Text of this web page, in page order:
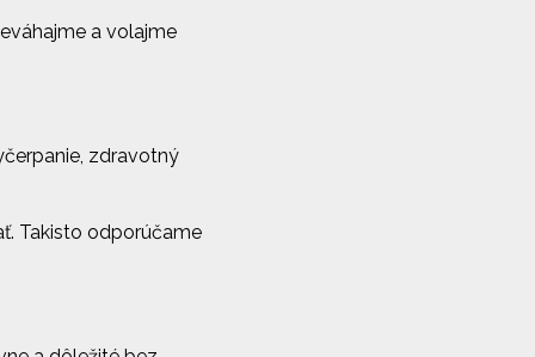
a volajme
zdravotný
Takisto odporúčame